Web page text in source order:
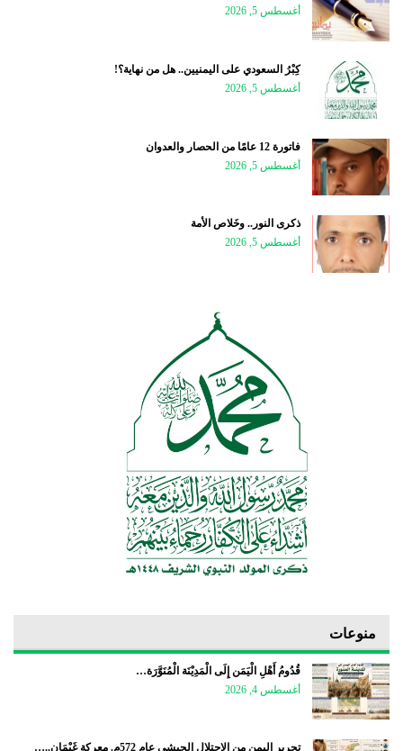
أغسطس 5, 2026
كِبْرُ السعودي على اليمنيين.. هل من نهاية؟!
أغسطس 5, 2026
فاتورة 12 عامًا من الحصار والعدوان
أغسطس 5, 2026
ذكرى النور.. وخَلاص الأمة
أغسطس 5, 2026
منوعات
قُدُومُ أَهْلِ الْيَمَن إِلَى الْمَدِيْنَة الْمُنَوَّرَة…
أغسطس 4, 2026
تحرير اليمن من الاحتلال الحبشي عام 572م. معركة غَيْمَان..…